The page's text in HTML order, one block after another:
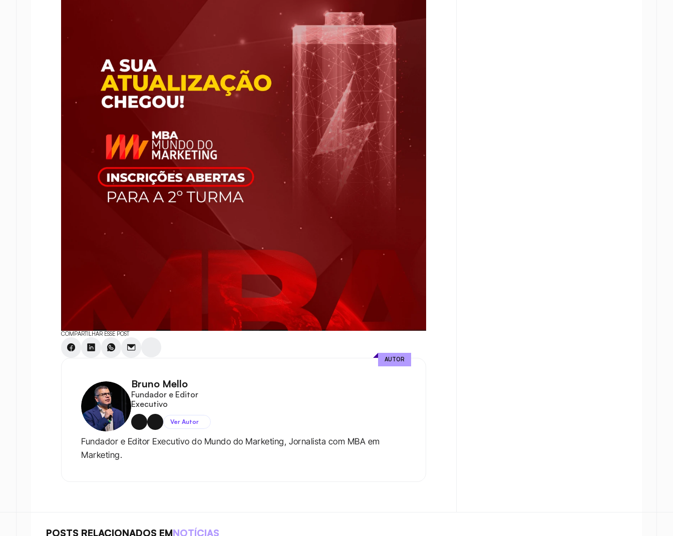
COMPARTILHAR ESSE POST
Bruno Mello
Fundador e Editor
Executivo
Ver Autor
Fundador e Editor Executivo do Mundo do Marketing, Jornalista com MBA em
Marketing.
AUTOR
POSTS RELACIONADOS EMNOTÍCIAS